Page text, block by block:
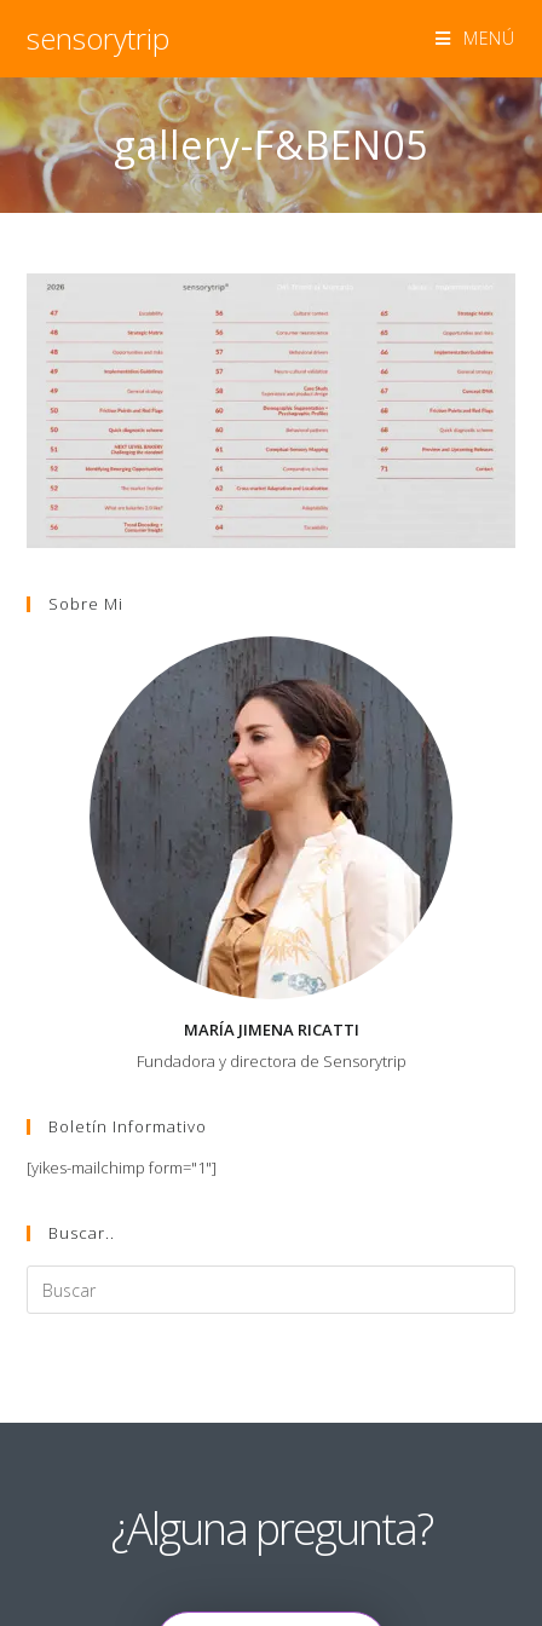
sensorytrip MENÚ
gallery-F&BEN05
Sobre Mi
MARÍA JIMENA RICATTI
Fundadora y directora de Sensorytrip
Boletín Informativo
[yikes-mailchimp form="1"]
Buscar..
¿Alguna pregunta?